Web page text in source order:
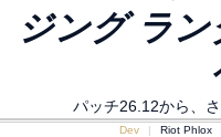
ジング ラ
パッチ26.12から、
Dev Riot Phlox